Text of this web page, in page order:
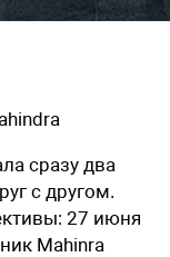
сразу два
с другом.
27 июня
Mahinra